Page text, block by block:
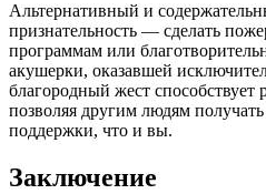
Альтернативный и
признательность — сделать
программам или
акушерки, оказавшей
благородный жест способствует
позволяя другим людям
поддержки, что и вы.
Заключение